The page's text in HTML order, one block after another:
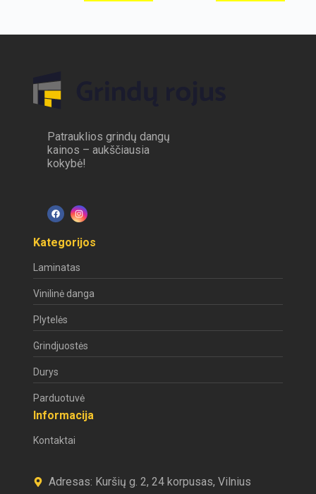
Patrauklios grindų dangų
kainos – aukščiausia
kokybė!
Kategorijos
Laminatas
Vinilinė danga
Plytelės
Grindjuostės
Durys
Parduotuvė
Informacija
Kontaktai
Adresas: Kuršių g. 2, 24 korpusas, Vilnius